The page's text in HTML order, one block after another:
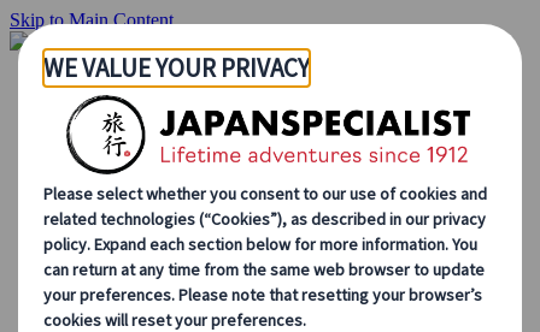
Skip to Main Content
Startside
Rejser
Individuelle rejser
Grupperejser
Kør-selv ferie
Udflugter
Skræddersyede grupperejser
Japan Rail Pass
Sådan arbejder vi
Om os
Vores team
Bliv en del af vores team